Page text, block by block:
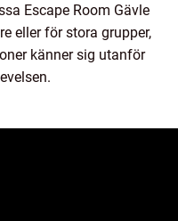
Escape Room Gävle
eller för stora grupper,
känner sig utanför